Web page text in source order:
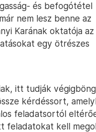
és befogótétel
nem lesz benne az
Karának oktatója az
egy ötrészes
itt tudják
kérdéssort,
feladatsortól
feladatokat kell